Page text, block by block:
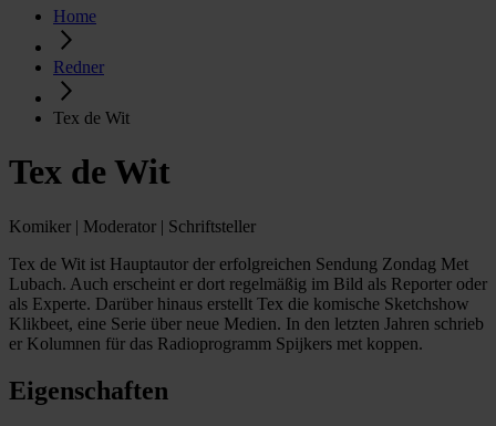
Home
Redner
Tex de Wit
Tex de Wit
Komiker | Moderator | Schriftsteller
Tex de Wit ist Hauptautor der erfolgreichen Sendung Zondag Met
Lubach. Auch erscheint er dort regelmäßig im Bild als Reporter oder
als Experte. Darüber hinaus erstellt Tex die komische Sketchshow
Klikbeet, eine Serie über neue Medien. In den letzten Jahren schrieb
er Kolumnen für das Radioprogramm Spijkers met koppen.
Eigenschaften